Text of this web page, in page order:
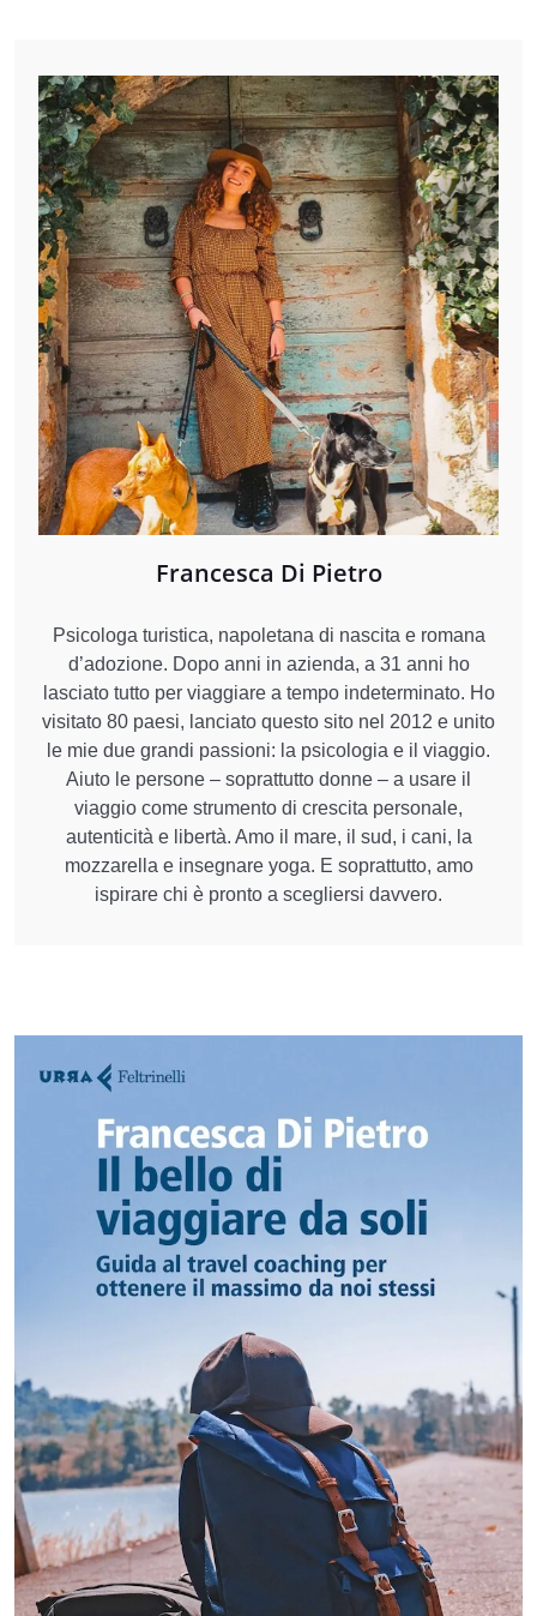
Francesca Di Pietro
Psicologa turistica, napoletana di nascita e romana
d’adozione. Dopo anni in azienda, a 31 anni ho
lasciato tutto per viaggiare a tempo indeterminato. Ho
visitato 80 paesi, lanciato questo sito nel 2012 e unito
le mie due grandi passioni: la psicologia e il viaggio.
Aiuto le persone – soprattutto donne – a usare il
viaggio come strumento di crescita personale,
autenticità e libertà. Amo il mare, il sud, i cani, la
mozzarella e insegnare yoga. E soprattutto, amo
ispirare chi è pronto a scegliersi davvero.